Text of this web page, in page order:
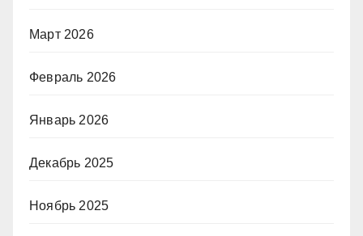
Март 2026
Февраль 2026
Январь 2026
Декабрь 2025
Ноябрь 2025